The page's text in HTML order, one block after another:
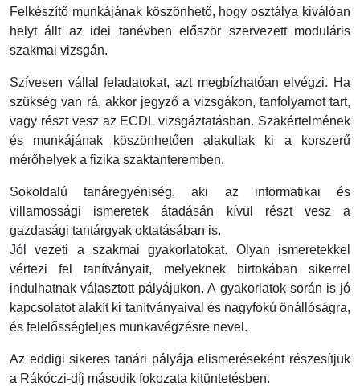
Felkészítő munkájának köszönhető, hogy osztálya kiválóan
helyt állt az idei tanévben először szervezett moduláris
szakmai vizsgán.
Szívesen vállal feladatokat, azt megbízhatóan elvégzi. Ha
szükség van rá, akkor jegyző a vizsgákon, tanfolyamot tart,
vagy részt vesz az ECDL vizsgáztatásban. Szakértelmének
és munkájának köszönhetően alakultak ki a korszerű
mérőhelyek a fizika szaktanteremben.
Sokoldalú tanáregyéniség, aki az informatikai és
villamossági ismeretek átadásán kívül részt vesz a
gazdasági tantárgyak oktatásában is.
Jól vezeti a szakmai gyakorlatokat. Olyan ismeretekkel
vértezi fel tanítványait, melyeknek birtokában sikerrel
indulhatnak választott pályájukon. A gyakorlatok során is jó
kapcsolatot alakít ki tanítványaival és nagyfokú önállóságra,
és felelősségteljes munkavégzésre nevel.
Az eddigi sikeres tanári pályája elismeréseként részesítjük
a Rákóczi-díj második fokozata kitüntetésben.